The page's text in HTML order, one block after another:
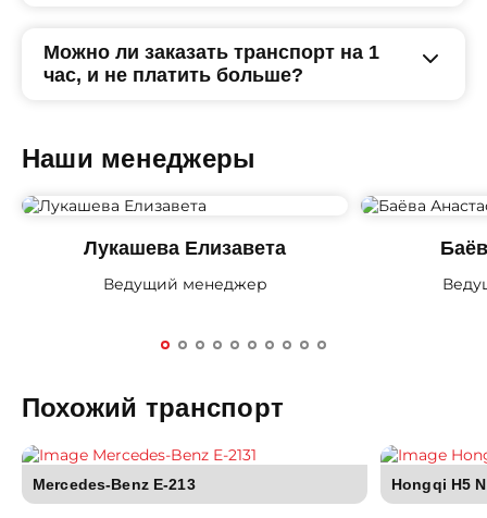
Можно ли заказать транспорт на 1
час, и не платить больше?
Наши менеджеры
Лукашева Елизавета
Ведущий менеджер
Похожий транспорт
Mercedes-Benz E-213 Hongqi H5